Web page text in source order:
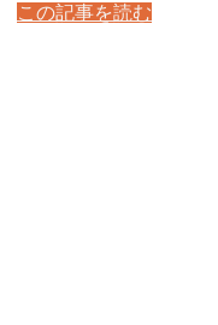
この記事を読む